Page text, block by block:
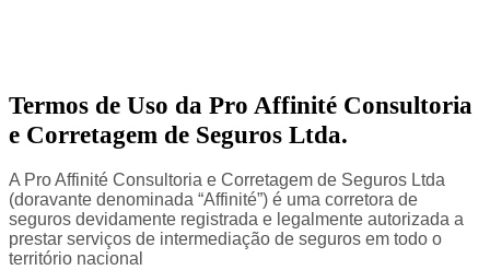
Termos de Uso da Pro Affinité Consultoria
e Corretagem de Seguros Ltda.
A Pro Affinité Consultoria e Corretagem de Seguros Ltda
(doravante denominada “Affinité”) é uma corretora de
seguros devidamente registrada e legalmente autorizada a
prestar serviços de intermediação de seguros em todo o
território nacional